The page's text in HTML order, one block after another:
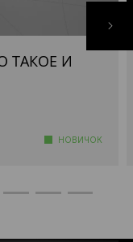
ТАКОЕ И
НОВИЧОК